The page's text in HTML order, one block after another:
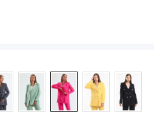
Crop & Büstiyer